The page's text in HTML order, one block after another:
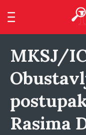
MKSJ/
Rasima